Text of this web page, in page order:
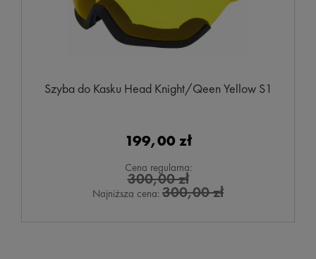
Szyba do Kasku Head Knight/Qeen Yellow S1
199,00 zł
Cena regularna:
300,00 zł
Najniższa cena: 300,00 zł